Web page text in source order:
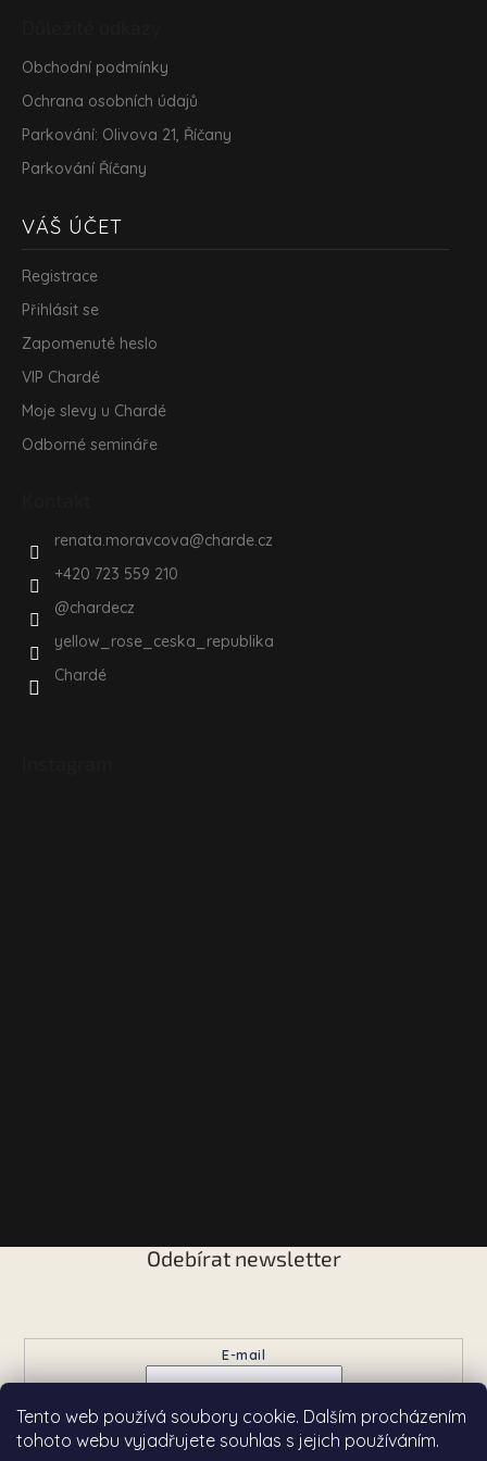
Tento web používá soubory cookie. Dalším procházením
tohoto webu vyjadřujete souhlas s jejich používáním.
Obchodní podmínky
Ochrana osobních údajů
Parkování: Olivova 21, Říčany
Parkování Říčany
VÁŠ ÚČET
Registrace
Přihlásit se
Zapomenuté heslo
VIP Chardé
Moje slevy u Chardé
Odborné semináře
renata.moravcova@charde.cz
+420 723 559 210
@chardecz
yellow_rose_ceska_republika
Chardé
Odebírat newsletter
E-mail
Přihlásit se